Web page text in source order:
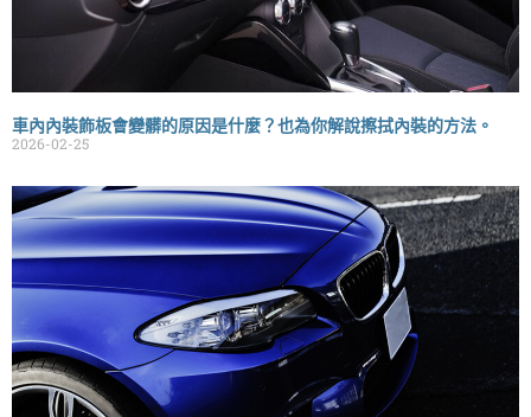
車內內裝飾板會變髒的原因是什麼？也為你解說擦拭內裝的方法。
2026-02-25